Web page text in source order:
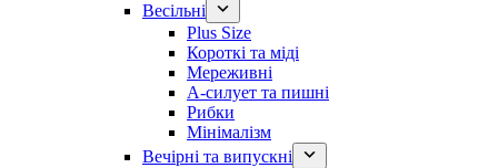
Весільні
Plus Size
Короткі та міді
Мереживні
А-силует та пишні
Рибки
Мінімалізм
Вечірні та випускні